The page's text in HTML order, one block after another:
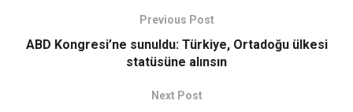
Previous Post
ABD Kongresi’ne sunuldu: Türkiye, Ortadoğu ülkesi
statüsüne alınsın
Next Post